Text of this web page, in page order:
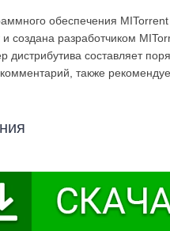
обеспечения
создана разработчиком
дистрибутива составляет
также